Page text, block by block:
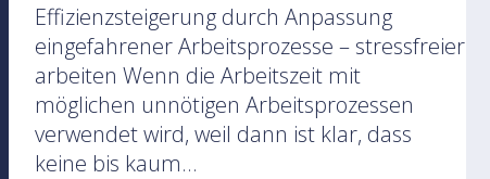
Effizienzsteigerung durch Anpassung
eingefahrener Arbeitsprozesse – stressfreier
arbeiten Wenn die Arbeitszeit mit
möglichen unnötigen Arbeitsprozessen
verwendet wird, weil dann ist klar, dass
keine bis kaum...